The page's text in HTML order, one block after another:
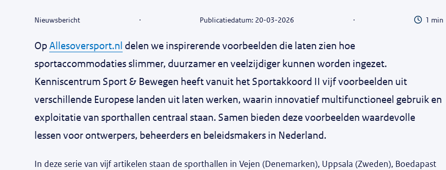
nieuwsbericht · Publicatiedatum: 20-03-2026 · Leestijd
1 min
OpAllesoversport.nl delen we inspirerende voorbeelden die laten zien hoe
sportaccommodaties slimmer, duurzamer en veelzijdiger kunnen worden ingezet.
Kenniscentrum Sport & Bewegen heeft vanuit het Sportakkoord II vijf voorbeelden uit
verschillende Europese landen uit laten werken, waarin innovatief multifunctioneel gebruik en
exploitatie van sporthallen centraal staan. Samen bieden deze voorbeelden waardevolle
lessen voor ontwerpers, beheerders en beleidsmakers in Nederland.
In deze serie van vijf artikelen staan de sporthallen in Vejen (Denemarken), Uppsala (Zweden), Boedapast